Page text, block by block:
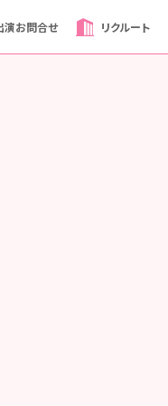
演お問合せ リクルート